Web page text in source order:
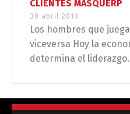
CLIENTES MÁSQUERP
30 abril 2010
Los hombres que
viceversa Hoy la
determina el